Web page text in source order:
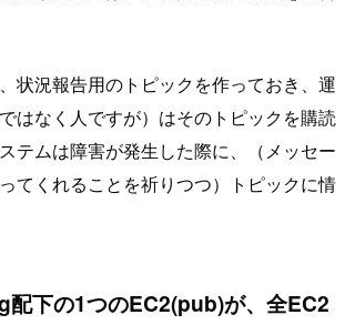
状況報告用のトピックを作っておき、運
はなく人ですが）はそのトピックを購読
テムは障害が発生した際に、（メッセー
てくれることを祈りつつ）トピックに情
下の1つのEC2(pub)が、全EC2